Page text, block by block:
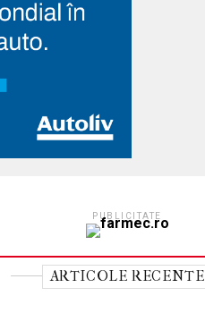
PUBLICITATE
ARTICOLE RECENTE